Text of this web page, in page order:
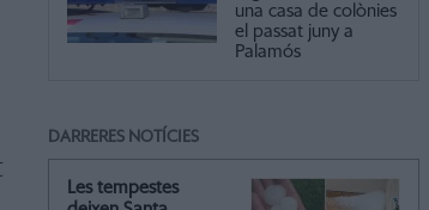
una casa de colònies
el passat juny a
Palamós
DARRERES NOTÍCIES
Les tempestes